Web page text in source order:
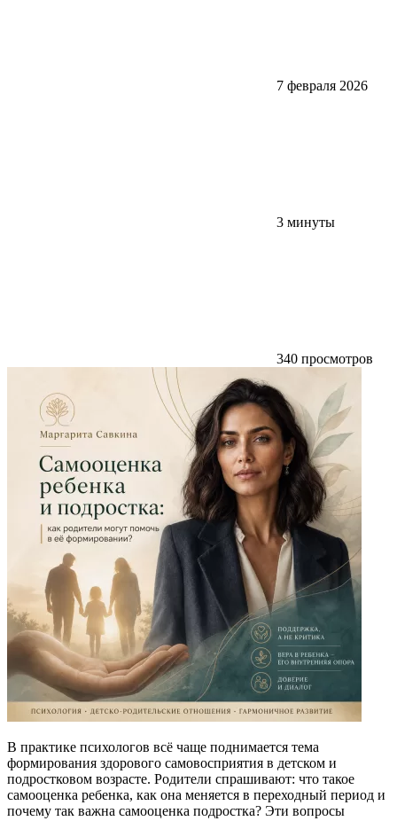
7 февраля 2026
3 минуты
340 просмотров
В практике психологов всё чаще поднимается тема
формирования здорового самовосприятия в детском и
подростковом возрасте. Родители спрашивают: что такое
самооценка ребенка, как она меняется в переходный период и
почему так важна самооценка подростка? Эти вопросы